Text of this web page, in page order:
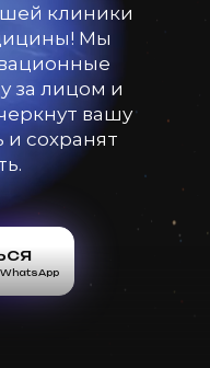
клиники
Мы
за лицом и
вашу
и сохранят
WhatsApp